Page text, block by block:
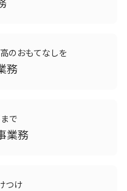
のおもてなしを
務
で
業務
つけ